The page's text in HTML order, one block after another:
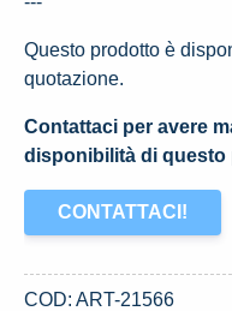
Questo prodotto è
quotazione.
Contattaci per avere
disponibilità di questo
CONTATTACI!
COD: ART-21566